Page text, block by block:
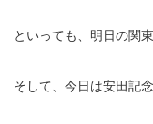
といっても、明日の関
そして、今日は安田記